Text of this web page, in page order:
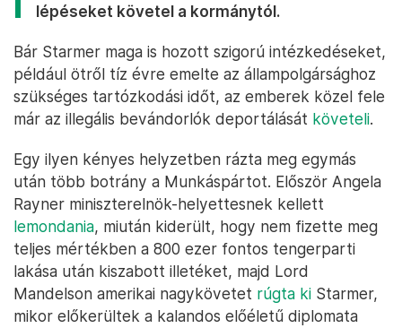
lépéseket követel a kormánytól.
Bár Starmer maga is hozott szigorú intézkedéseket,
például ötről tíz évre emelte az állampolgársághoz
szükséges tartózkodási időt, az emberek közel fele
már az illegális bevándorlók deportálását követeli.
Egy ilyen kényes helyzetben rázta meg egymás
után több botrány a Munkáspártot. Először Angela
Rayner miniszterelnök-helyettesnek kellett
lemondania, miután kiderült, hogy nem fizette meg
teljes mértékben a 800 ezer fontos tengerparti
lakása után kiszabott illetéket, majd Lord
Mandelson amerikai nagykövetet rúgta ki Starmer,
mikor előkerültek a kalandos előéletű diplomata